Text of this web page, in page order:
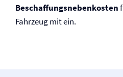
Beschaffungsnebenkosten
Fahrzeug mit ein.